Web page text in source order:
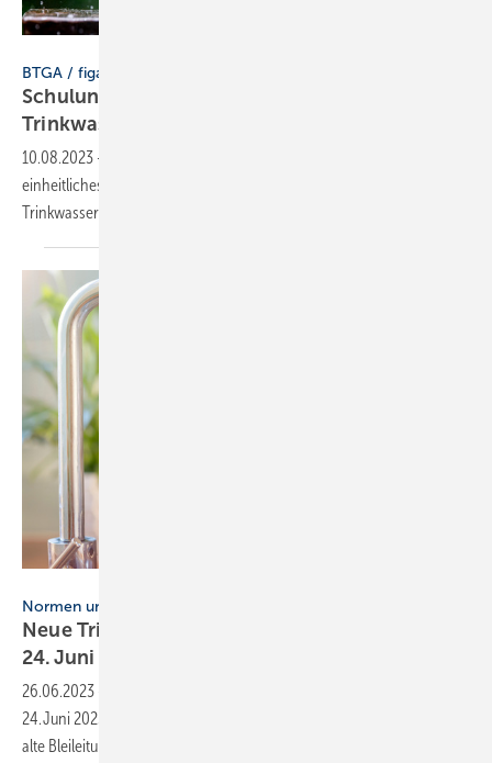
BTGA / figawa / ZVSHK
Schulungen zur „Fachkraft für Hygiene in der
Trinkwasserinstallation“
10.08.2023 -
einheitliches Schulungsangebot zur „Fachkraft für Hygiene in der
Trinkwasserinstallation“
Normen und Verordnungen
Neue Trinkwasserverordnung gilt seit dem
24. Juni
26.06.2023
24. Juni 2023 EU-Vorgaben für den Trinkwasserschutz um, z.B. sind
alte Bleileitungen